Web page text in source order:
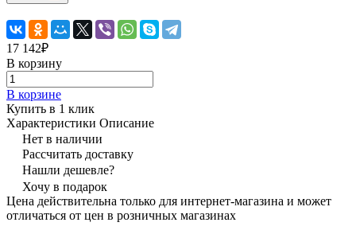
17 142₽
В корзину
В корзине
Купить в 1 клик
Характеристики Описание
Нет в наличии
Рассчитать доставку
Нашли дешевле?
Хочу в подарок
Цена действительна только для интернет-магазина и может
отличаться от цен в розничных магазинах